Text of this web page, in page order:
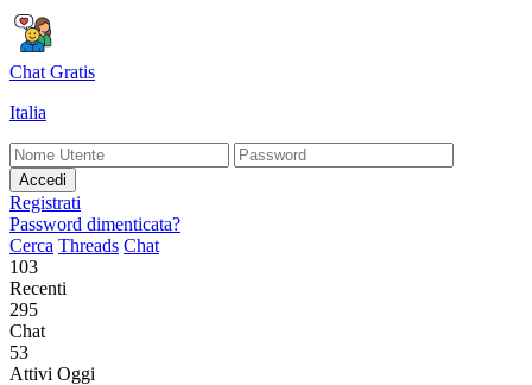
Chat Gratis
Italia
Accedi
Registrati
Password dimenticata?
Cerca Threads Chat
103
Recenti
295
Chat
53
Attivi Oggi